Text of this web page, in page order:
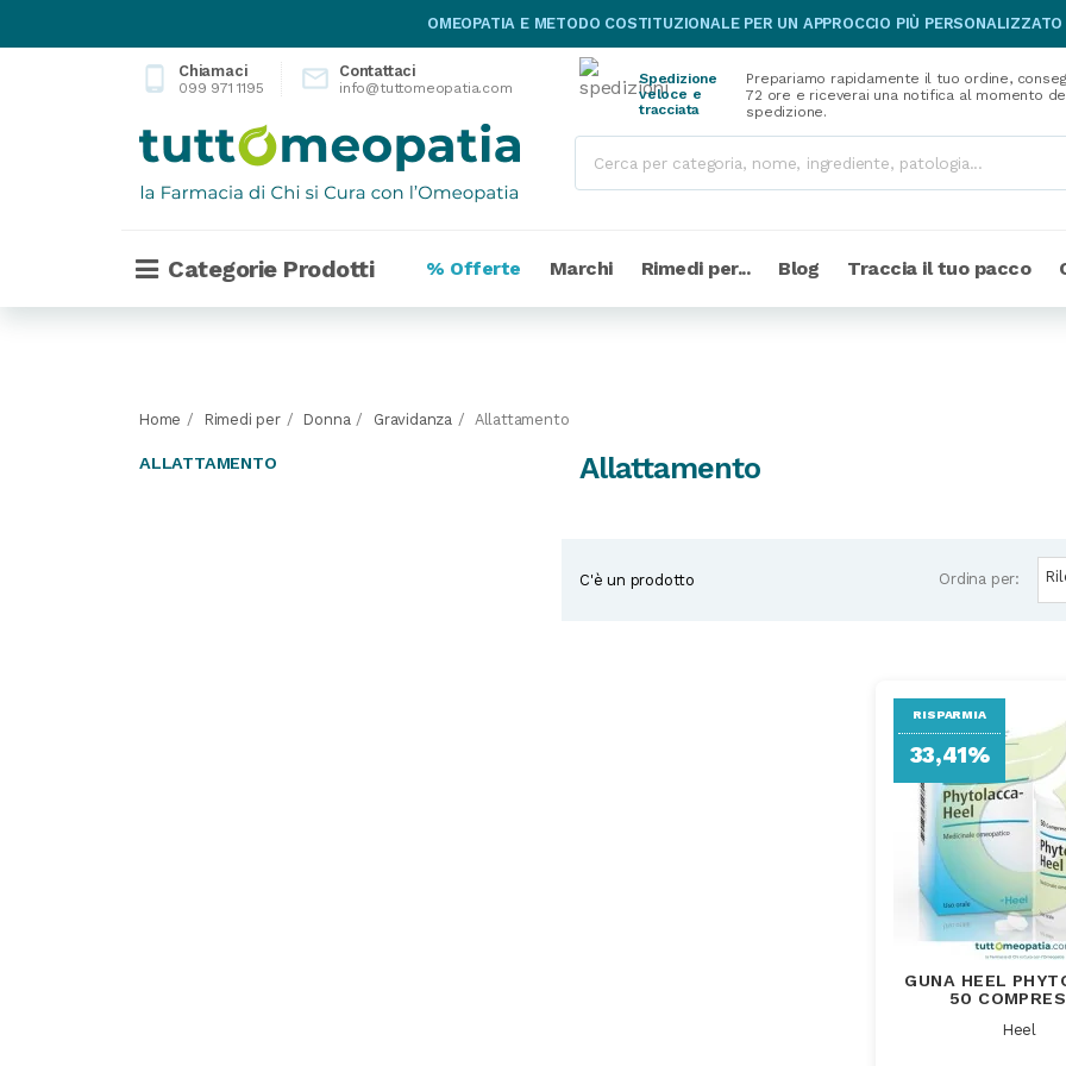
OMEOPATIA E METODO COSTITUZIONALE PER UN APPROCCIO PIÙ
phone_android Chiamaci
099 971 1195  Contattaci
info@tuttomeopatia.com
Spedizione
veloce e
tracciata
Prepariamo rapidamente il tuo ordine,
72 ore e riceverai una notifica al momento
spedizione.
Categorie Prodotti % Offerte Marchi Rimedi per... Blog Traccia il tuo pacco
Home Rimedi per Donna Gravidanza Allattamento
ALLATTAMENTO Allattamento
C'è un prodotto Ordina per:
GUNA HEEL
50
Heel
RISPARMIA
33,41%